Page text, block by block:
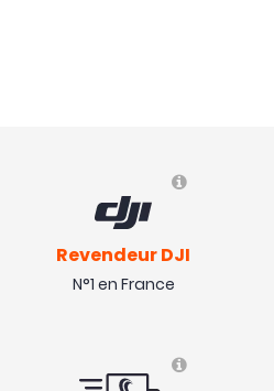
Revendeur DJI
N°1 en France